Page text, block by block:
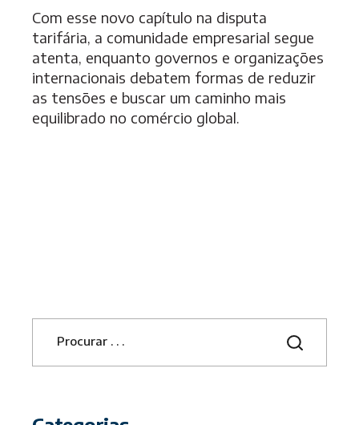
Com esse novo capítulo na disputa
tarifária, a comunidade empresarial segue
atenta, enquanto governos e organizações
internacionais debatem formas de reduzir
as tensões e buscar um caminho mais
equilibrado no comércio global.
S